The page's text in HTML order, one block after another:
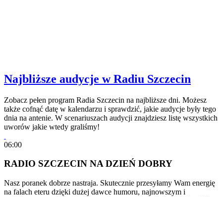
Najbliższe audycje w Radiu Szczecin
Zobacz pełen program Radia Szczecin na najbliższe dni. Możesz
także cofnąć datę w kalendarzu i sprawdzić, jakie audycje były tego
dnia na antenie. W scenariuszach audycji znajdziesz listę wszystkich
uworów jakie wtedy graliśmy!
06:00
RADIO SZCZECIN NA DZIEŃ DOBRY
Nasz poranek dobrze nastraja. Skutecznie przesyłamy Wam energię
na falach eteru dzięki dużej dawce humoru, najnowszym i